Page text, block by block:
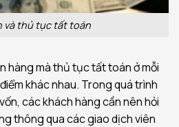
và thủ tục tất toán
hàng mà thủ tục tất toán ở mỗi
khác nhau. Trong quá trình
các khách hàng cần nên hỏi
thông qua các giao dịch viên